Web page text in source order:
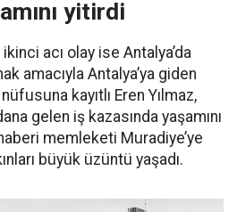
yitirdi
acı olay ise Antalya’da
amacıyla Antalya’ya giden
kayıtlı Eren Yılmaz,
gelen iş kazasında yaşamını
memleketi Muradiye’ye
büyük üzüntü yaşadı.